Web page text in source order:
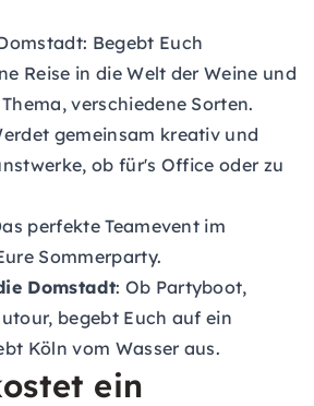
: Begebt Euch
Reise in die Welt der Weine und
verschiedene Sorten.
gemeinsam kreativ und
ob für's Office oder zu
perfekte Teamevent im
Sommerparty.
Domstadt: Ob Partyboot,
begebt Euch auf ein
Köln vom Wasser aus.
ein